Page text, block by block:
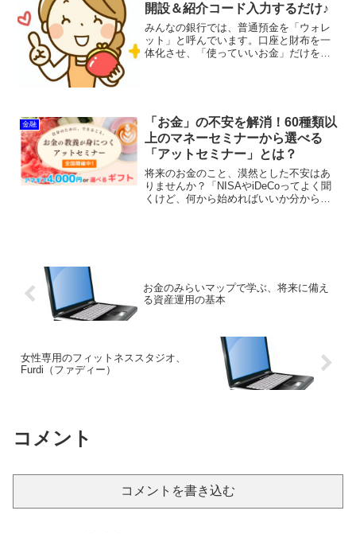
開設＆紹介コード入力するだけ♪
みんなの銀行では、普通預金を「ウォレ
ット」と呼んでいます。口座と財布を一
体化させ、「使っていいお金」だけをこ
金融
「お金」の不安を解消！60種類以
上のマネーセミナーから選べる
「アットセミナー」とは？
将来のお金のこと、漠然とした不安はあ
りませんか？「NISAやiDeCoってよく聞
くけど、何から始めればいいか分からな
お金のみらいマップで学ぶ、将来に備え
る資産運用の基本
女性専用のフィットネススタジオ、
Furdi（ファディー）
コメント
コメントを書き込む